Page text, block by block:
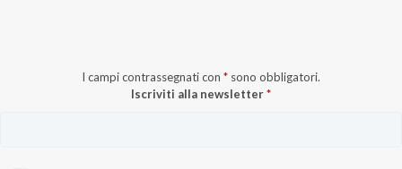
I campi contrassegnati con * sono obbligatori.
Iscriviti alla newsletter*